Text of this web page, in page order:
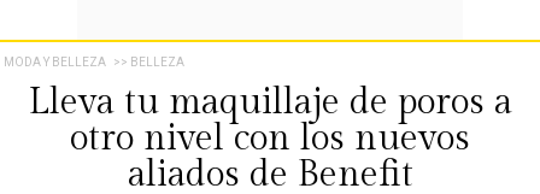
MODA Y BELLEZA >> BELLEZA
Lleva tu maquillaje de poros a
otro nivel con los nuevos
aliados de Benefit